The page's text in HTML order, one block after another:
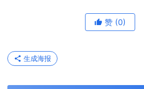
赞 (0)
生成海报